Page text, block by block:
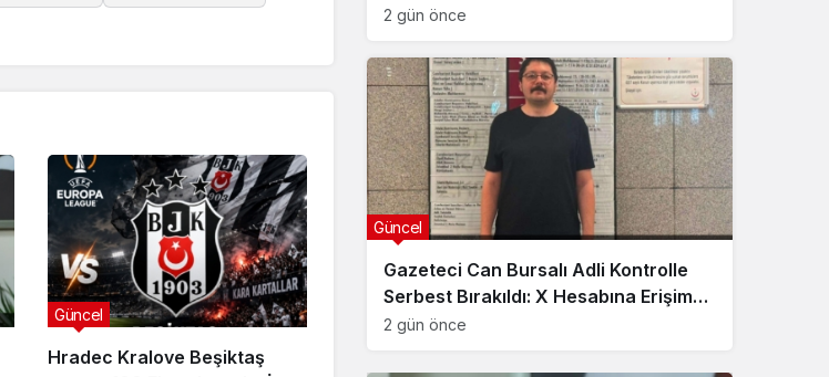
Hradec Kralove Beşiktaş
Güncel
2 gün önce
Gazeteci Can Bursalı Adli Kontrolle
Serbest Bırakıldı: X Hesabına Erişim
Engeli Getirildi
2 gün önce
Güncel